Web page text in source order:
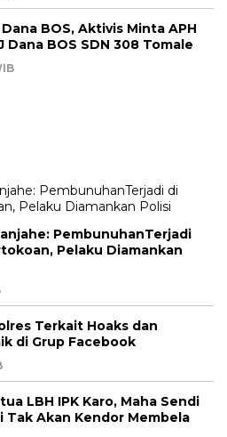
BOS, Aktivis Minta APH
Dana BOS SDN 308 Tomale
PembunuhanTerjadi
Pelaku Diamankan
Terkait Hoaks dan
di Grup Facebook
LBH IPK Karo, Maha Sendi
Tak Akan Kendor Membela